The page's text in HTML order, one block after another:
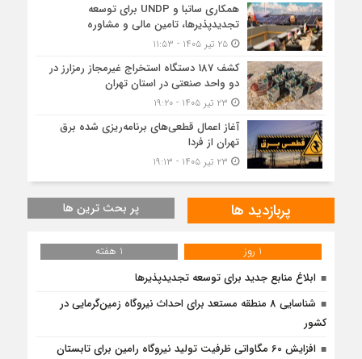
همکاری ساتبا و UNDP برای توسعه
تجدیدپذیرها، تامین مالی و مشاوره
۲۵ تیر ۱۴۰۵ - ۱۱:۵۳
کشف 187 دستگاه استخراج غیرمجاز رمزارز در
دو واحد صنعتی در استان تهران
آغاز اعمال قطعی‌های برنامه‌ریزی شده برق
تهران از فردا
پربازدید ها پر بحث ترین ها
1 روز
1 هفته
ابلاغ منابع جدید برای توسعه تجدیدپذیرها
شناسایی 8 منطقه مستعد برای احداث نیروگاه زمین‌گرمایی در
کشور
افزایش 60 مگاواتی ظرفیت تولید نیروگاه رامین برای تابستان